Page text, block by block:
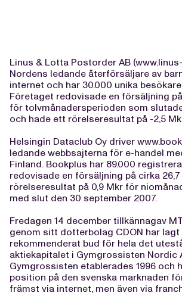
Linus & Lotta Postorder AB
Nordens ledande återförsäljare av
internet och har 30.000 unika
Företaget redovisade en försäljning på
för tolvmånadersperioden som
och hade ett rörelseresultat på -2,5
Helsingin Dataclub Oy driver
ledande webbsajterna för e-handel
Finland. Bookplus har 89.000
redovisade en försäljning på cirka
rörelseresultat på 0,9 Mkr för
med slut den 30 september 2007.
Fredagen 14 december tillkännagav
genom sitt dotterbolag CDON har lagt
rekommenderat bud för hela det
aktiekapitalet i Gymgrossisten Nordic
Gymgrossisten etablerades 1996 och
position på den svenska marknaden
främst via internet, men även via